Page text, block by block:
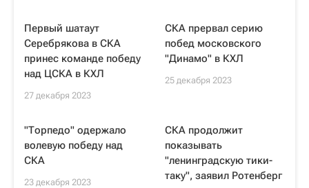
Первый шатаут
Серебрякова в СКА
принес команде победу
над ЦСКА в КХЛ
27 декабря 2023
СКА прервал серию
побед московского
"Динамо" в КХЛ
25 декабря 2023
"Торпедо" одержало
волевую победу над
СКА
23 декабря 2023
СКА продолжит
показывать
"ленинградскую тики-
таку", заявил Ротенберг